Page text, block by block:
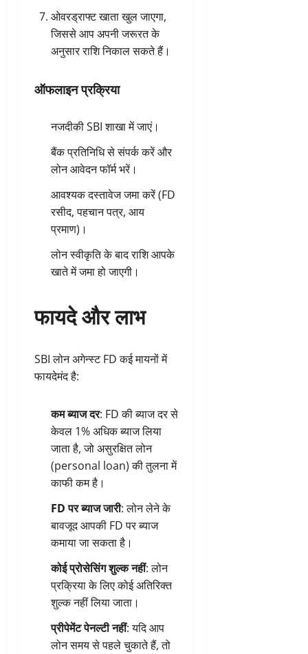
ओवरड्राफ्ट खाता खुल जाएगा,
जिससे आप अपनी जरूरत के
अनुसार राशि निकाल सकते हैं।
ऑफलाइन प्रक्रिया
नजदीकी SBI शाखा में जाएं।
बैंक प्रतिनिधि से संपर्क करें और
लोन आवेदन फॉर्म भरें।
आवश्यक दस्तावेज जमा करें (FD
रसीद, पहचान पत्र, आय
प्रमाण)।
लोन स्वीकृति के बाद राशि आपके
खाते में जमा हो जाएगी।
फायदे और लाभ
SBI लोन अगेन्स्ट FD कई मायनों में
फायदेमंद है:
कम ब्याज दर: FD की ब्याज दर से
केवल 1% अधिक ब्याज लिया
जाता है, जो असुरक्षित लोन
(personal loan) की तुलना में
काफी कम है।
FD पर ब्याज जारी: लोन लेने के
बावजूद आपकी FD पर ब्याज
कमाया जा सकता है।
कोई प्रोसेसिंग शुल्क नहीं: लोन
प्रक्रिया के लिए कोई अतिरिक्त
शुल्क नहीं लिया जाता।
प्रीपेमेंट पेनल्टी नहीं: यदि आप
लोन समय से पहले चुकाते हैं, तो